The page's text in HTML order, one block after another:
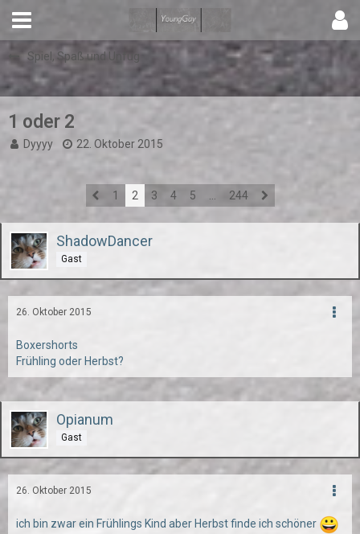
Spiel, Spaß und Unfug
1 oder 2
Dyyyy 22. Oktober 2015
1 2 3 4 5 244
ShadowDancer
Gast
26. Oktober 2015
Boxershorts
Frühling oder Herbst?
Opianum
Gast
26. Oktober 2015
ich bin zwar ein Frühlings Kind aber Herbst finde ich schöner